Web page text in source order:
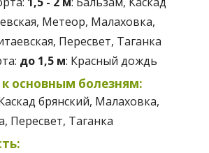
Метеор, Малаховка,
Пересвет, Таганка
до 1,5 м: Красный дождь
основным болезням:
брянский, Малаховка,
Пересвет, Таганка